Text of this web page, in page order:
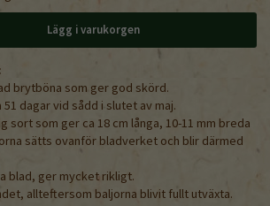
Lägg i varukorgen
brytböna som ger god skörd.
dagar vid sådd i slutet av maj.
sort som ger ca 18 cm långa, 10-11 mm breda
sätts ovanför bladverket och blir därmed
blad, ger mycket rikligt.
allteftersom baljorna blivit fullt utväxta.